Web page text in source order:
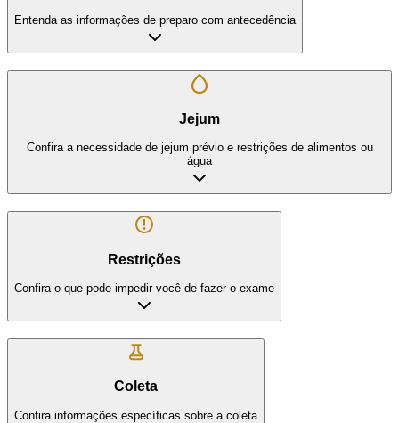
Entenda as informações de preparo com antecedência
Jejum
Confira a necessidade de jejum prévio e restrições de alimentos ou
água
Restrições
Confira o que pode impedir você de fazer o exame
Coleta
Confira informações específicas sobre a coleta